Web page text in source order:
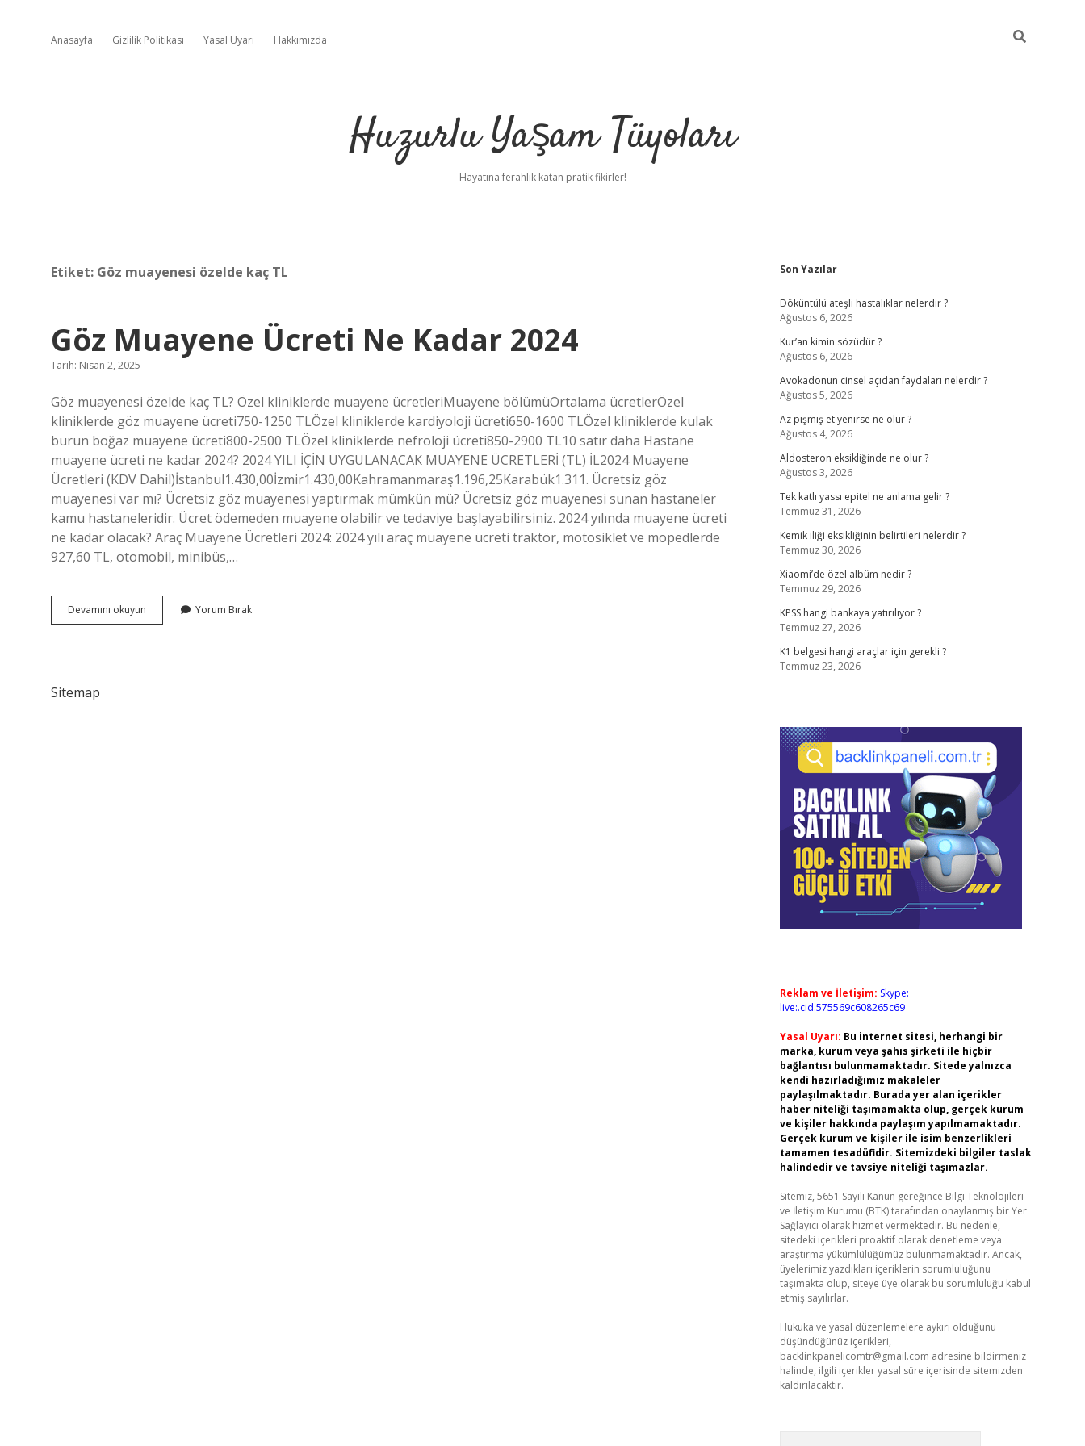
Anasayfa Gizlilik Politikası Yasal Uyarı Hakkımızda
Huzurlu Yaşam Tüyoları
Hayatına ferahlık katan pratik fikirler!
Etiket: Göz muayenesi özelde kaç TL
Göz Muayene Ücreti Ne Kadar 2024
Tarih: Nisan 2, 2025
Göz muayenesi özelde kaç TL? Özel kliniklerde muayene ücretleriMuayene bölümüOrtalama ücretlerÖzel
kliniklerde göz muayene ücreti750-1250 TLÖzel kliniklerde kardiyoloji ücreti650-1600 TLÖzel kliniklerde kulak
burun boğaz muayene ücreti800-2500 TLÖzel kliniklerde nefroloji ücreti850-2900 TL10 satır daha Hastane
muayene ücreti ne kadar 2024? 2024 YILI İÇİN UYGULANACAK MUAYENE ÜCRETLERİ (TL) İL2024 Muayene
Ücretleri (KDV Dahil)İstanbul1.430,00İzmir1.430,00Kahramanmaraş1.196,25Karabük1.311. Ücretsiz göz
muayenesi var mı? Ücretsiz göz muayenesi yaptırmak mümkün mü? Ücretsiz göz muayenesi sunan hastaneler
kamu hastaneleridir. Ücret ödemeden muayene olabilir ve tedaviye başlayabilirsiniz. 2024 yılında muayene ücreti
ne kadar olacak? Araç Muayene Ücretleri 2024: 2024 yılı araç muayene ücreti traktör, motosiklet ve mopedlerde
927,60 TL, otomobil, minibüs,…
Devamını okuyun
Muayene
Yorum Bırak
Sitemap
Sidebar
Son Yazılar
Döküntülü ateşli hastalıklar nelerdir ?
Ağustos 6, 2026
Kur’an kimin sözüdür ?
Ağustos 6, 2026
Avokadonun cinsel açıdan faydaları nelerdir ?
Ağustos 5, 2026
Az pişmiş et yenirse ne olur ?
Ağustos 4, 2026
Aldosteron eksikliğinde ne olur ?
Ağustos 3, 2026
Tek katlı yassı epitel ne anlama gelir ?
Temmuz 31, 2026
Kemik iliği eksikliğinin belirtileri nelerdir ?
Temmuz 30, 2026
Xiaomi’de özel albüm nedir ?
Temmuz 29, 2026
KPSS hangi bankaya yatırılıyor ?
Temmuz 27, 2026
K1 belgesi hangi araçlar için gerekli ?
Temmuz 23, 2026
Reklam ve İletişim: Skype:
live:.cid.575569c608265c69
Yasal Uyarı: Bu internet sitesi, herhangi bir
marka, kurum veya şahıs şirketi ile hiçbir
bağlantısı bulunmamaktadır. Sitede yalnızca
kendi hazırladığımız makaleler
paylaşılmaktadır. Burada yer alan içerikler
haber niteliği taşımamakta olup, gerçek kurum
ve kişiler hakkında paylaşım yapılmamaktadır.
Gerçek kurum ve kişiler ile isim benzerlikleri
tamamen tesadüfidir. Sitemizdeki bilgiler taslak
halindedir ve tavsiye niteliği taşımazlar.
Sitemiz, 5651 Sayılı Kanun gereğince Bilgi Teknolojileri
ve İletişim Kurumu (BTK) tarafından onaylanmış bir Yer
Sağlayıcı olarak hizmet vermektedir. Bu nedenle,
sitedeki içerikleri proaktif olarak denetleme veya
araştırma yükümlülüğümüz bulunmamaktadır. Ancak,
üyelerimiz yazdıkları içeriklerin sorumluluğunu
taşımakta olup, siteye üye olarak bu sorumluluğu kabul
etmiş sayılırlar.
Hukuka ve yasal düzenlemelere aykırı olduğunu
düşündüğünüz içerikleri,
backlinkpanelicomtr@gmail.com adresine bildirmeniz
halinde, ilgili içerikler yasal süre içerisinde sitemizden
kaldırılacaktır.